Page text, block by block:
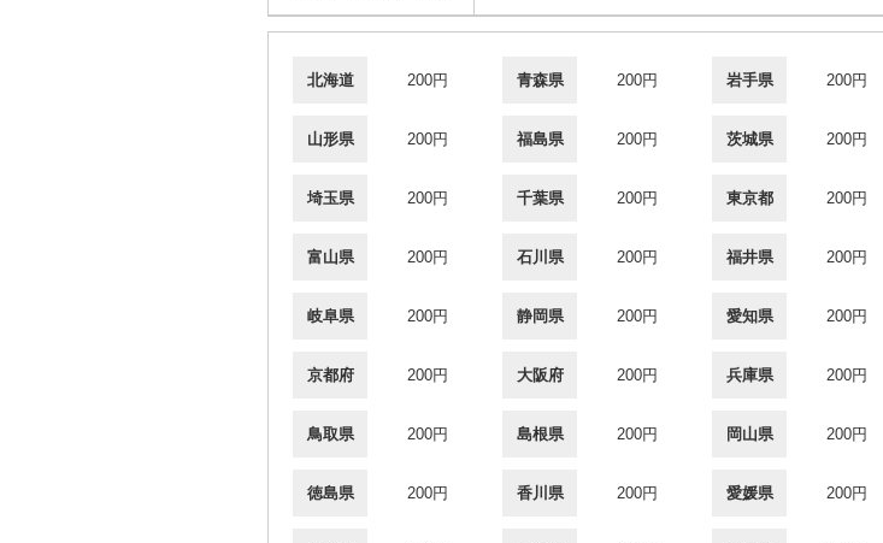
北海道 200円 青森県 200円 岩手県 200円
山形県 200円 福島県 200円 茨城県 200円
埼玉県 200円 千葉県 200円 東京都 200円
富山県 200円 石川県 200円 福井県 200円
岐阜県 200円 静岡県 200円 愛知県 200円
京都府 200円 大阪府 200円 兵庫県 200円
鳥取県 200円 島根県 200円 岡山県 200円
徳島県 200円 香川県 200円 愛媛県 200円